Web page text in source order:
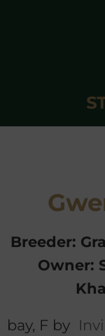
Breeder:
Owner:
bay, F by